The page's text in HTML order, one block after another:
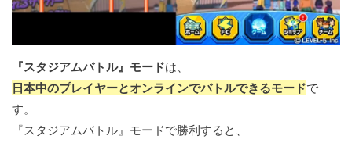
『スタジアムバトル』モードは、
日本中のプレイヤーとオンラインでバトルできるモードで
す。
『スタジアムバトル』モードで勝利すると、